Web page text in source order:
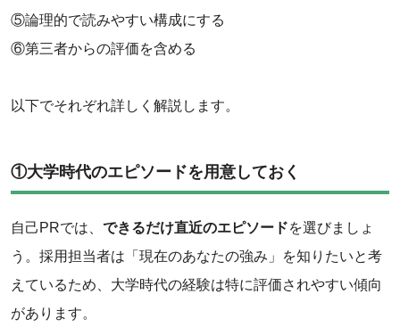
⑤論理的で読みやすい構成にする
⑥第三者からの評価を含める
以下でそれぞれ詳しく解説します。
①大学時代のエピソードを用意しておく
自己PRでは、 できるだけ直近のエピソードを選びましょ
う。採用担当者は「現在のあなたの強み」を知りたいと考
えているため、大学時代の経験は特に評価されやすい傾向
があります。